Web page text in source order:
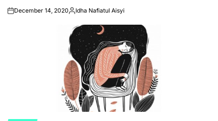
onDecember 14, 2020Posted
Idha Nafiatul Aisyi